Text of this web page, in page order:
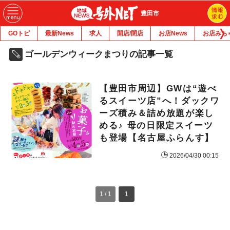
豊田市
GOトピ 最新News 求人 開店/閉店 お店News お店みち
ゴールデンウィークまつりの記事一覧
【豊田市周辺】GWは“遊べ
るスイーツ店”へ！ダックワ
ーズ積み＆詰め放題が楽し
める♪ 母の日限定スイーツ
も登場【名古屋ふらんす】
2026/04/30 00:15
1 / 1 1